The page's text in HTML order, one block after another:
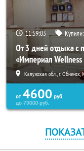
11:59:01
От 3 дней отдыха с
«Империал
Калужская обл., г. Обнинск,
от 4600 руб.
до79000руб.